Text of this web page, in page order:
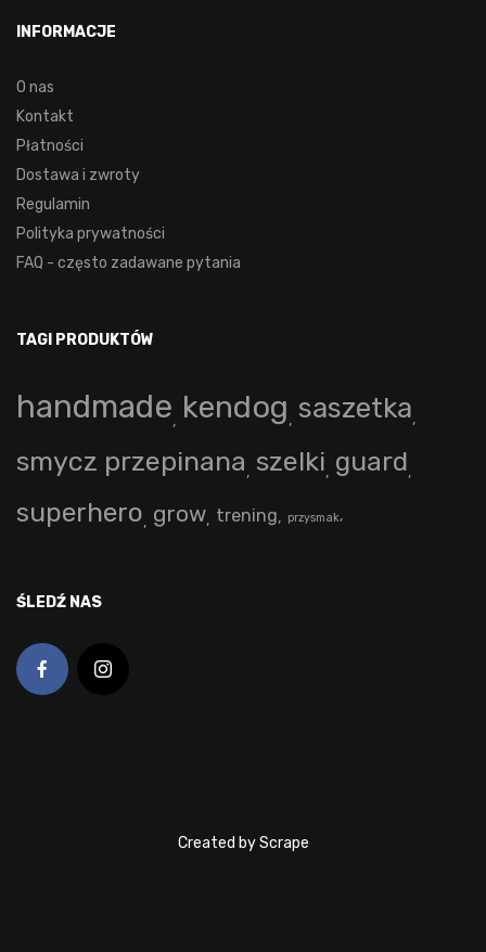
INFORMACJE
O nas
Kontakt
Płatności
Dostawa i zwroty
Regulamin
Polityka prywatności
FAQ - często zadawane pytania
TAGI PRODUKTÓW
handmade kendog saszetka
smycz przepinana szelki guard
superhero grow trening przysmak
ŚLEDŹ NAS
Created by Scrape